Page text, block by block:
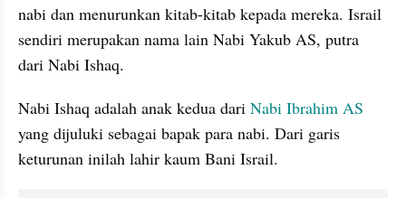
nabi dan menurunkan kitab-kitab kepada mereka. Israil
sendiri merupakan nama lain Nabi Yakub AS, putra
dari Nabi Ishaq.
Nabi Ishaq adalah anak kedua dari Nabi Ibrahim AS
yang dijuluki sebagai bapak para nabi. Dari garis
keturunan inilah lahir kaum Bani Israil.